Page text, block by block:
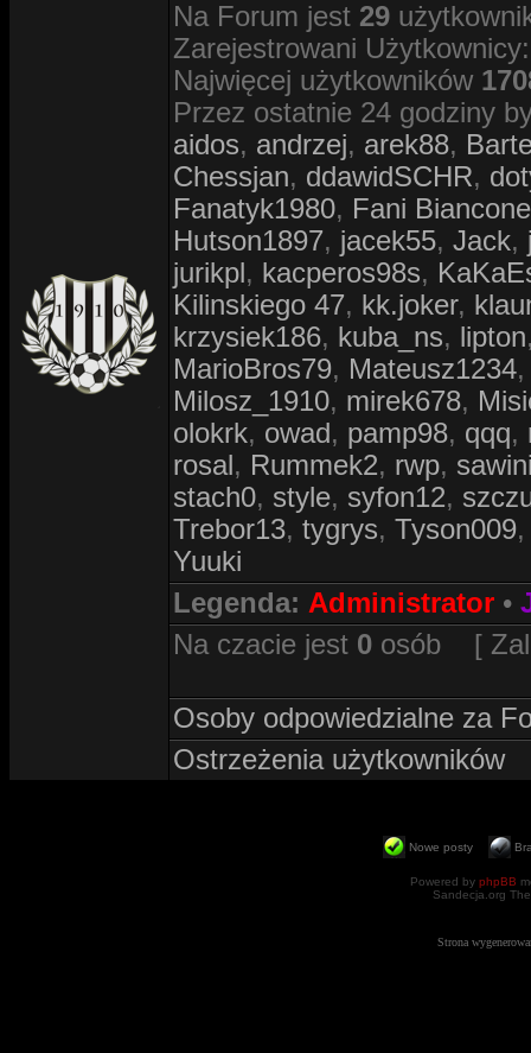
Na Forum jest 29
Zarejestrowani
Najwięcej użytkowników
Przez ostatnie 24 godziny
aidos, andrzej, arek88,
Chessjan, ddawidSCHR,
Fanatyk1980, Fani
Hutson1897, jacek55, Jack,
jurikpl, kacperos98s,
Kilinskiego 47, kk.joker,
krzysiek186, kuba_ns, lipton
MarioBros79, Mateusz1234
Milosz_1910, mirek678,
olokrk, owad, pamp98, qqq,
rosal, Rummek2, rwp,
stach0, style, syfon12,
Trebor13, tygrys, Tyson009
Yuuki
Legenda: Administrator •
Na czacie jest 0 osób [
Osoby odpowiedzialne za
Ostrzeżenia użytkowników
Nowe posty
Powered by phpBB
Sandecja.org
Strona